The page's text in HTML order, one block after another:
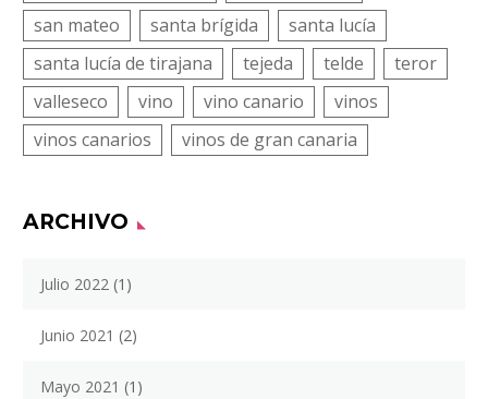
san mateo
santa brígida
santa lucía
santa lucía de tirajana
tejeda telde
teror
valleseco
vino vino canario
vinos
vinos canarios
vinos de gran canaria
ARCHIVO
Julio 2022 (1)
Junio 2021 (2)
Mayo 2021 (1)